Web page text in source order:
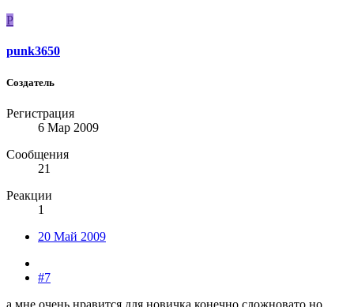
P
punk3650
Создатель
Регистрация
6 Мар 2009
Сообщения
21
Реакции
1
20 Май 2009
#7
а мне очень нравится.для новичка конечно сложновато,но